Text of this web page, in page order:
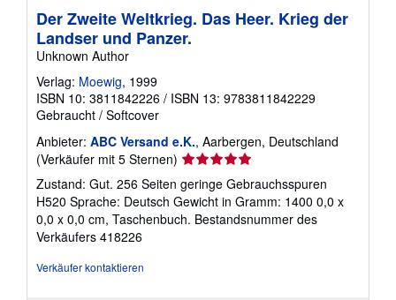
Der Zweite Weltkrieg. Das Heer. Krieg der
Landser und Panzer.
Unknown Author
Verlag: Moewig, 1999
ISBN 10: 3811842226 / ISBN 13: 9783811842229
Gebraucht / Softcover
Anbieter: ABC Versand e.K., Aarbergen, Deutschland
(Verkäufer mit 5 Sternen) Verkäuferbewertung
von
5
Sternen
Zustand: Gut. 256 Seiten geringe Gebrauchsspuren
H520 Sprache: Deutsch Gewicht in Gramm: 1400 0,0 x
0,0 x 0,0 cm, Taschenbuch. Bestandsnummer des
Verkäufers 418226
Verkäufer kontaktieren